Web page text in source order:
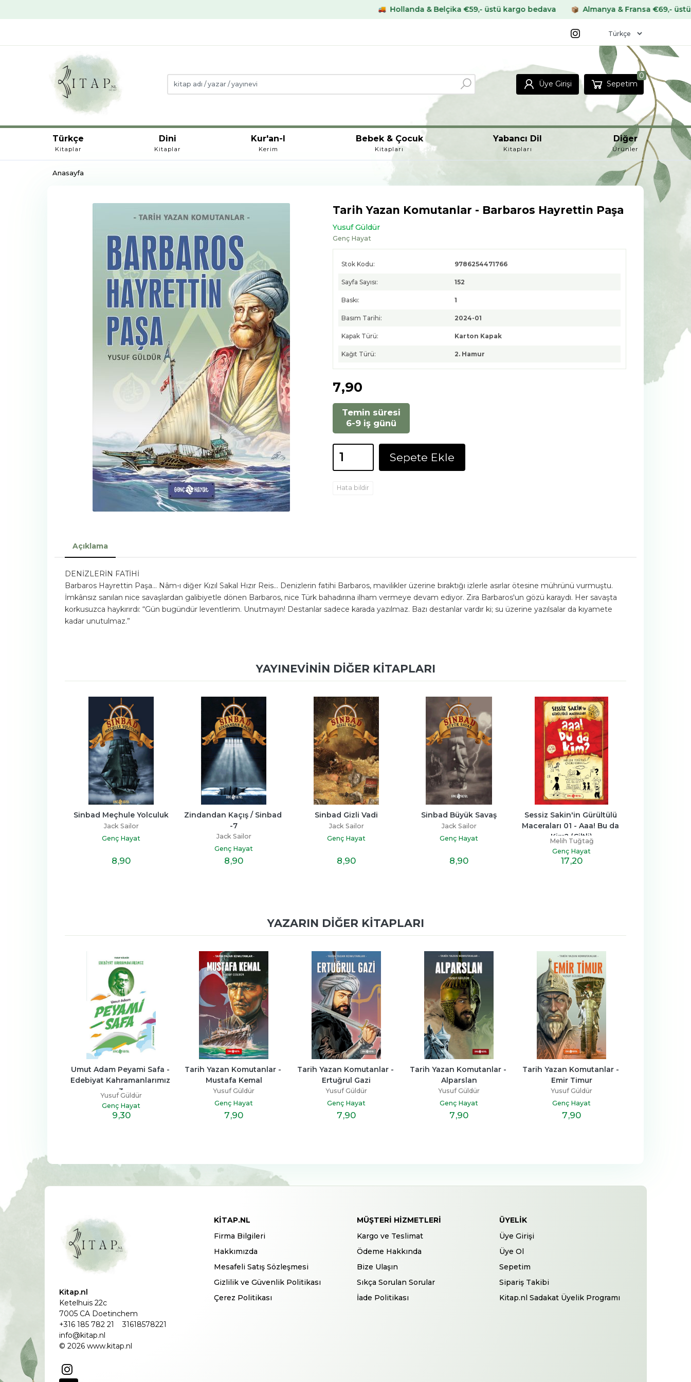
Hollanda & Belçika €59,- üstü kargo bedava Almanya & Fransa €69,- üstü kargo bedava
Üye Girişi Sepetim
0
Türkçe
Kitaplar
Dini
Kitaplar
Kur'an-I
Kerim
Bebek & Çocuk
Kitapları
Yabancı Dil
Kitapları
Diğer
Ürünler
Anasayfa
Tarih Yazan Komutanlar - Barbaros Hayrettin Paşa
Yusuf Güldür
Genç Hayat
Stok Kodu: 9786254471766
Sayfa Sayısı: 152
Baskı: 1
Basım Tarihi: 2024-01
Kapak Türü: Karton Kapak
Kağıt Türü: 2. Hamur
7,90
Temin süresi
6-9 iş günü
Sepete Ekle
Hata bildir
Açıklama
DENİZLERİN FATİHİ
Barbaros Hayrettin Paşa… Nâm-ı diğer Kızıl Sakal Hızır Reis… Denizlerin fatihi Barbaros, mavilikler üzerine bıraktığı izlerle asırlar ötesine mührünü vurmuştu.
İmkânsız sanılan nice savaşlardan galibiyetle dönen Barbaros, nice Türk bahadırına ilham vermeye devam ediyor. Zira Barbaros'un gözü karaydı. Her savaşta
korkusuzca haykırırdı: “Gün bugündür leventlerim. Unutmayın! Destanlar sadece karada yazılmaz. Bazı destanlar vardır ki; su üzerine yazılsalar da kıyamete
kadar unutulmaz.”
YAYINEVININ DIĞER KITAPLARI
Sinbad Meçhule Yolculuk
Jack Sailor
Genç Hayat
8,90
Zindandan Kaçış / Sinbad
-7
Jack Sailor
Genç Hayat
8,90
Sinbad Gizli Vadi
Jack Sailor
Genç Hayat
8,90
Sinbad Büyük Savaş
Jack Sailor
Genç Hayat
8,90
Sessiz Sakin'in Gürültülü
Maceraları 01 - Aaa! Bu da
Kim? (Ciltli)
Melih Tuğtağ
Genç Hayat
17,20
YAZARIN DIĞER KITAPLARI
Umut Adam Peyami Safa -
Edebiyat Kahramanlarımız
3
Yusuf Güldür
Genç Hayat
9,30
Tarih Yazan Komutanlar -
Mustafa Kemal
Yusuf Güldür
Genç Hayat
7,90
Tarih Yazan Komutanlar -
Ertuğrul Gazi
Yusuf Güldür
Genç Hayat
7,90
Tarih Yazan Komutanlar -
Alparslan
Yusuf Güldür
Genç Hayat
7,90
Tarih Yazan Komutanlar -
Emir Timur
Yusuf Güldür
Genç Hayat
7,90
Kitap.nl
Ketelhuis 22c
7005 CA Doetinchem
+316 185 782 21
31618578221
info@kitap.nl
© 2026 www.kitap.nl
KITAP.NL
Firma Bilgileri
Hakkımızda
Mesafeli Satış Sözleşmesi
Gizlilik ve Güvenlik Politikası
Çerez Politikası
MÜŞTERI HIZMETLERI
Kargo ve Teslimat
Ödeme Hakkında
Bize Ulaşın
Sıkça Sorulan Sorular
İade Politikası
ÜYELIK
Üye Girişi
Üye Ol
Sepetim
Sipariş Takibi
Kitap.nl Sadakat Üyelik Programı